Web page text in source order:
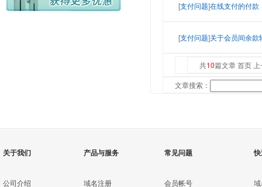
[支付问题]在线支付的付款
[支付问题]关于会员间余款
共10篇文章 首页
文章搜索：
关于我们
公司介绍
产品与服务
域名注册
常见问题
会员帐号